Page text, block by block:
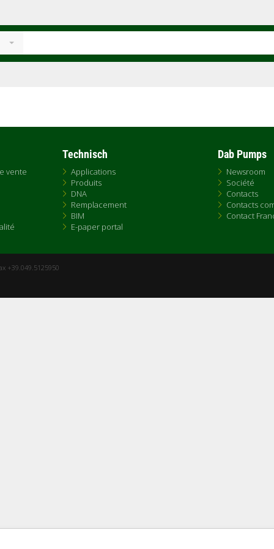
vente
Technisch
Applications
Produits
DNA
Remplacement
BIM
E-paper portal
Dab Pumps
Newsroom
Société
Contacts
Contacts
Contact
+39.049.5125950